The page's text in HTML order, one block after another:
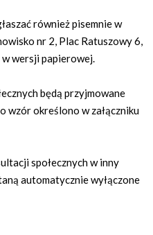
również pisemnie w
nr 2, Plac Ratuszowy 6,
wersji papierowej.
będą przyjmowane
wzór określono w załączniku
społecznych w inny
automatycznie wyłączone